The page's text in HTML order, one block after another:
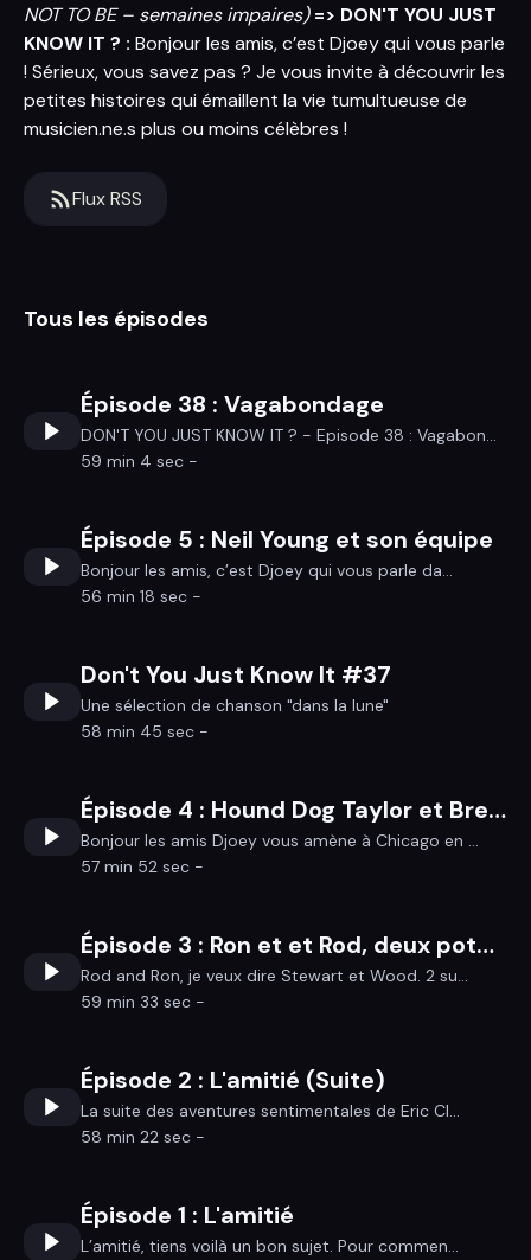
NOT TO BE – semaines impaires)=> DON'T YOU JUST
KNOW IT ? : Bonjour les amis, c’est Djoey qui vous parle
! Sérieux, vous savez pas ? Je vous invite à découvrir les
petites histoires qui émaillent la vie tumultueuse de
musicien.ne.s plus ou moins célèbres !
Flux RSS
Tous les épisodes
Épisode 38 : Vagabondage
DON'T YOU JUST KNOW IT ? - Episode 38 : Vagabon...
59 min 4 sec -
Épisode 5 : Neil Young et son équipe
Bonjour les amis, c’est Djoey qui vous parle da...
56 min 18 sec -
Don't You Just Know It #37
Une sélection de chanson "dans la lune"
58 min 45 sec -
Épisode 4 : Hound Dog Taylor et Brewer Phillips
Bonjour les amis Djoey vous amène à Chicago en ...
57 min 52 sec -
Épisode 3 : Ron et et Rod, deux potes potaches
Rod and Ron, je veux dire Stewart et Wood. 2 su...
59 min 33 sec -
Épisode 2 : L'amitié (Suite)
La suite des aventures sentimentales de Eric Cl...
58 min 22 sec -
Épisode 1 : L'amitié
L’amitié, tiens voilà un bon sujet. Pour commen...